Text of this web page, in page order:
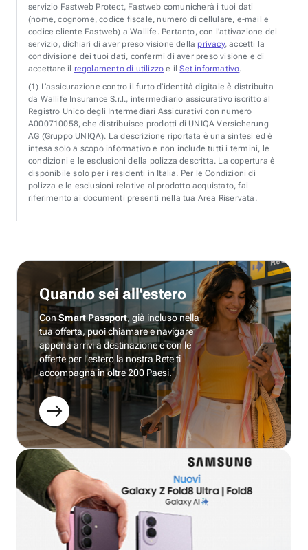
servizio Fastweb Protect, Fastweb comunicherà i tuoi dati
(nome, cognome, codice fiscale, numero di cellulare, e-mail e
codice cliente Fastweb) a Wallife. Pertanto, con l’attivazione del
servizio, dichiari di aver preso visione della privacy, accetti la
condivisione dei tuoi dati, confermi di aver preso visione e di
accettare il regolamento di utilizzo e ilSet informativo.
(1) L’assicurazione contro il furto d’identità digitale è distribuita
da Wallife Insurance S.r.l., intermediario assicurativo iscritto al
Registro Unico degli Intermediari Assicurativi con numero
A000710058, che distribuisce prodotti di UNIQA Versicherung
AG (Gruppo UNIQA). La descrizione riportata è una sintesi ed è
intesa solo a scopo informativo e non include tutti i termini, le
condizioni e le esclusioni della polizza descritta. La copertura è
disponibile solo per i residenti in Italia. Per le Condizioni di
polizza e le esclusioni relative al prodotto acquistato, fai
riferimento ai documenti presenti nella tua Area Riservata.
Quando sei all'estero
ConSmart Passport, già incluso nella
tua offerta, puoi chiamare e navigare
appena arrivi a destinazione e con le
offerte per l’estero la nostra Rete ti
accompagna in oltre 200 Paesi.